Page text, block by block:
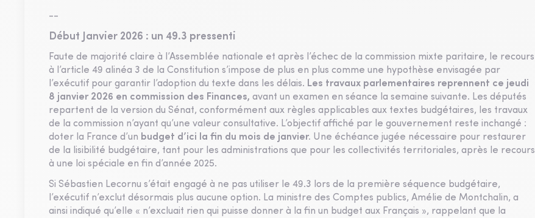
--
Début Janvier 2026 : un 49.3 pressenti
Faute de majorité claire à l’Assemblée nationale et après l’échec de la commission mixte paritaire, le recours
à l’article 49 alinéa 3 de la Constitution s’impose de plus en plus comme une hypothèse envisagée par
l’exécutif pour garantir l’adoption du texte dans les délais. Les travaux parlementaires reprennent ce jeudi
8 janvier 2026 en commission des Finances, avant un examen en séance la semaine suivante. Les députés
repartent de la version du Sénat, conformément aux règles applicables aux textes budgétaires, les travaux
de la commission n’ayant qu’une valeur consultative. L’objectif affiché par le gouvernement reste inchangé :
doter la France d’un budget d’ici la fin du mois de janvier. Une échéance jugée nécessaire pour restaurer
de la lisibilité budgétaire, tant pour les administrations que pour les collectivités territoriales, après le recours
à une loi spéciale en fin d’année 2025.
Si Sébastien Lecornu s’était engagé à ne pas utiliser le 49.3 lors de la première séquence budgétaire,
l’exécutif n’exclut désormais plus aucune option. La ministre des Comptes publics, Amélie de Montchalin, a
ainsi indiqué qu’elle « n’excluait rien qui puisse donner à la fin un budget aux Français », rappelant que la